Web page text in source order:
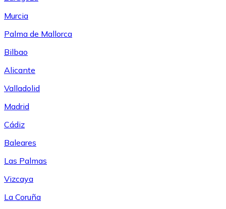
Murcia
Palma de Mallorca
Bilbao
Alicante
Valladolid
Madrid
Cádiz
Baleares
Las Palmas
Vizcaya
La Coruña